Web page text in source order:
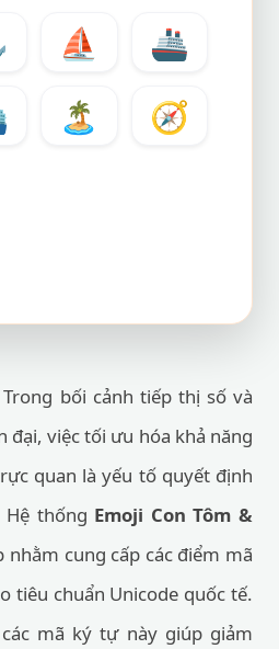
⛵
🚢
🏝️
🧭
Trong bối cảnh tiếp thị số và
đại, việc tối ưu hóa khả năng
quan là yếu tố quyết định
thống Emoji Con Tôm &
nhằm cung cấp các điểm mã
tiêu chuẩn Unicode quốc tế.
mã ký tự này giúp giảm